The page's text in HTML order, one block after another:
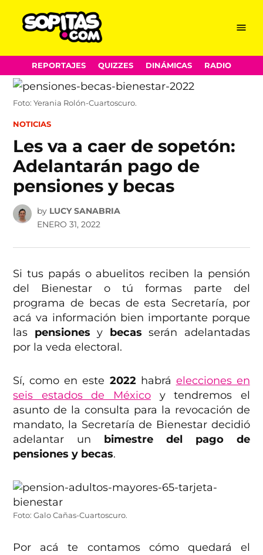
Skip
to
content
Menu
REPORTAJES QUIZZES DINÁMICAS RADIO
Foto: Yerania Rolón-Cuartoscuro.
POSTED
NOTICIAS
Les va a caer de sopetón:
Adelantarán pago de
pensiones y becas
by LUCY SANABRIA
ENERO 31, 2022
Si tus papás o abuelitos reciben la pensión
del Bienestar o tú formas parte del
programa de becas de esta Secretaría, por
acá va información bien importante porque
las pensiones y becas serán adelantadas
por la veda electoral.
Sí, como en este 2022habrá elecciones en
seis estados de México y tendremos el
asunto de la consulta para la revocación de
mandato, la Secretaría de Bienestar decidió
adelantar un bimestre del pago de
pensiones y becas.
Foto: Galo Cañas-Cuartoscuro.
Por acá te contamos cómo quedará el